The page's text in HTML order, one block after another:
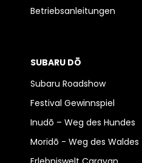
Betriebsanleitungen
SUBARU DŌ
Subaru Roadshow
Festival Gewinnspiel
Inudō – Weg des Hundes
Moridō - Weg des Waldes